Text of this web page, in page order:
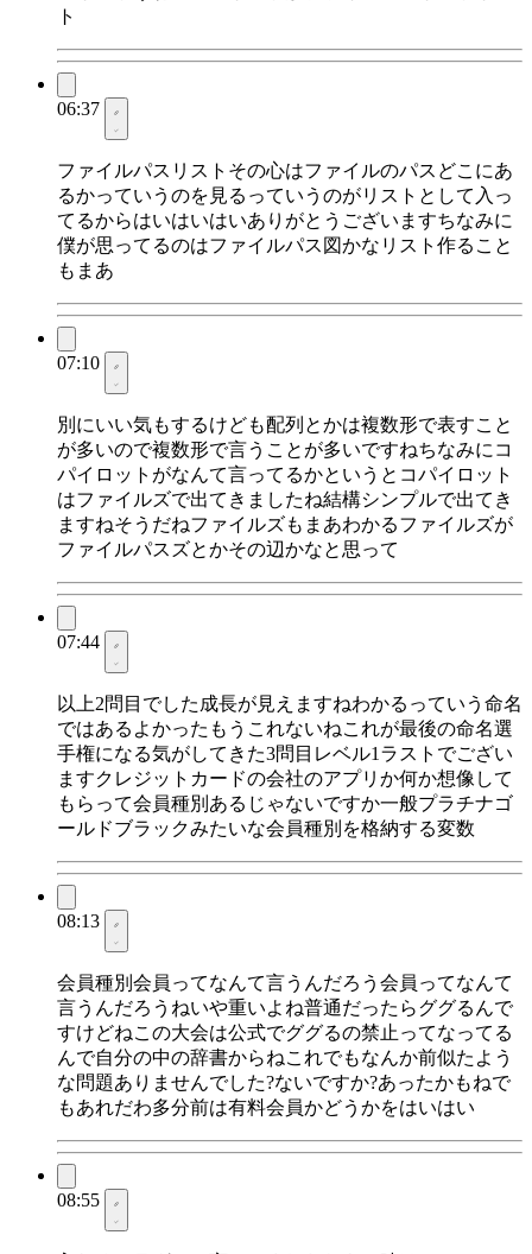
ト
06:37
ファイルパスリストその心はファイルのパスどこにあ
るかっていうのを見るっていうのがリストとして入っ
てるからはいはいはいありがとうございますちなみに
僕が思ってるのはファイルパス図かなリスト作ること
もまあ
07:10
別にいい気もするけども配列とかは複数形で表すこと
が多いので複数形で言うことが多いですねちなみにコ
パイロットがなんて言ってるかというとコパイロット
はファイルズで出てきましたね結構シンプルで出てき
ますねそうだねファイルズもまあわかるファイルズが
ファイルパスズとかその辺かなと思って
07:44
以上2問目でした成長が見えますねわかるっていう命名
ではあるよかったもうこれないねこれが最後の命名選
手権になる気がしてきた3問目レベル1ラストでござい
ますクレジットカードの会社のアプリか何か想像して
もらって会員種別あるじゃないですか一般プラチナゴ
ールドブラックみたいな会員種別を格納する変数
08:13
会員種別会員ってなんて言うんだろう会員ってなんて
言うんだろうねいや重いよね普通だったらググるんで
すけどねこの大会は公式でググるの禁止ってなってる
んで自分の中の辞書からねこれでもなんか前似たよう
な問題ありませんでした?ないですか?あったかもねで
もあれだわ多分前は有料会員かどうかをはいはい
08:55